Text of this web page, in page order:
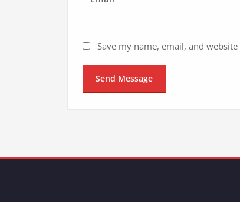
Save my name, email, and